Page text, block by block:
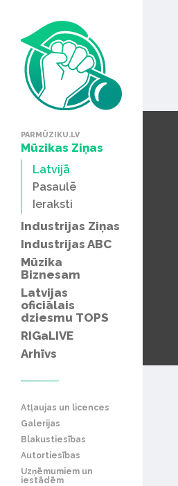
PARMŪZIKU.LV
Mūzikas Ziņas
Latvijā
Pasaulē
Ieraksti
Industrijas Ziņas
Industrijas ABC
Mūzika
Biznesam
Latvijas
oficiālais
dziesmu TOPS
RIGaLIVE
Arhīvs
Atļaujas un licences
Galerijas
Blakustiesības
Autortiesības
Uzņēmumiem un
iestādēm